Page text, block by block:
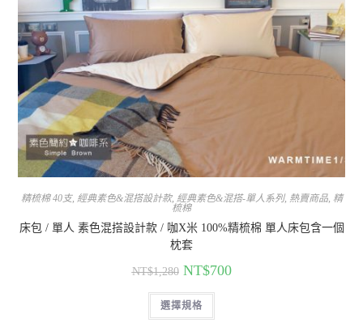
精梳棉 40支, 經典素色&混搭設計款, 經典素色&混搭-單人系列, 熱賣商品, 精
梳棉
床包 / 單人 素色混搭設計款 / 咖X米 100%精梳棉 單人床包含一個
枕套
NT$1,280 NT$700
選擇規格